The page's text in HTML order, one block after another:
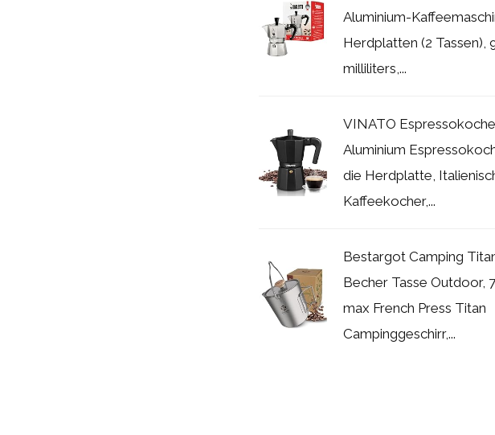
Aluminium-
Herdplatten (2 Tassen),
milliliters,...
VINATO
Aluminium
die Herdplatte,
Kaffeekocher,...
Bestargot Camping
Becher Tasse Outdoor,
max French Press Titan
Campinggeschirr,...